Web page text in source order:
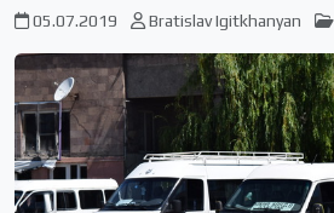
05.07.2019 Bratislav Igitkhanyan